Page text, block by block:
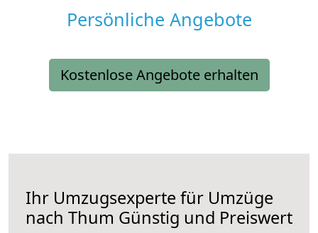
Persönliche Angebote
Kostenlose Angebote erhalten
Ihr Umzugsexperte für Umzüge
nach Thum Günstig und Preiswert